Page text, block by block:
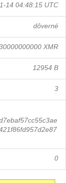
14 04:48:15 UTC
dôverné
XMR
12954 B
3
0